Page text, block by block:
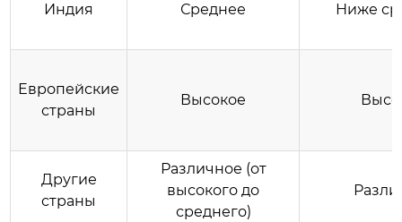
Индия Среднее Ниже
Европейские
страны
Высокое
Другие
страны
Различное (от
высокого до
среднего)